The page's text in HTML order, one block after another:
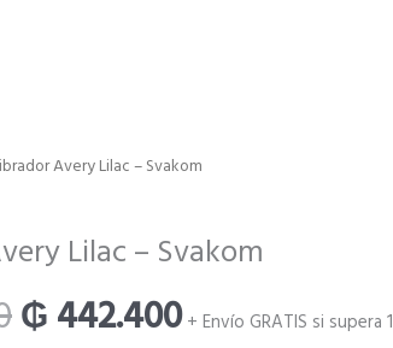
Avery Lilac – Svakom
Lilac – Svakom
El
precio
original
₲442.400
El
precio
actual
+ Envío GRATIS si supera 1